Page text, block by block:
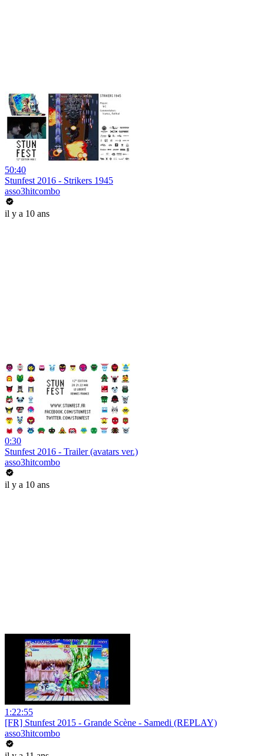
50:40
Stunfest 2016 - Strikers 1945
asso3hitcombo
il y a 10 ans
0:30
Stunfest 2016 - Trailer (avatars ver.)
asso3hitcombo
il y a 10 ans
1:22:55
[FR] Stunfest 2015 - Grande Scène - Samedi (REPLAY)
asso3hitcombo